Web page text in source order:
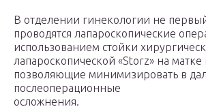
В отделении гинекологии не
проводятся лапароскопические
использованием стойки
лапароскопической «Storz» на матке
позволяющие минимизировать в
послеоперационные
осложнения.